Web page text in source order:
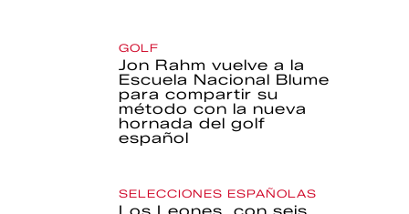
GOLF
Jon Rahm vuelve a la
Escuela Nacional Blume
para compartir su
método con la nueva
hornada del golf
español
SELECCIONES ESPAÑOLAS